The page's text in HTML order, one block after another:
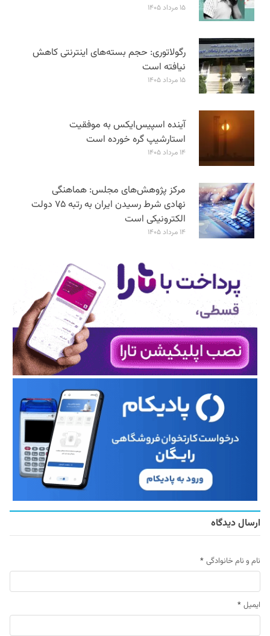
۱۵ مرداد ۱۴۰۵
رگولاتوری: حجم بسته‌های اینترنتی کاهش
نیافته است
۱۵ مرداد ۱۴۰۵
آینده اسپیس‌ایکس به موفقیت
استارشیپ گره خورده است
۱۴ مرداد ۱۴۰۵
مرکز پژوهش‌های مجلس: هماهنگی
نهادی شرط رسیدن ایران به رتبه ۷۵ دولت
الکترونیکی است
۱۴ مرداد ۱۴۰۵
ارسال دیدگاه
نام و نام خانوادگی *
ایمیل *